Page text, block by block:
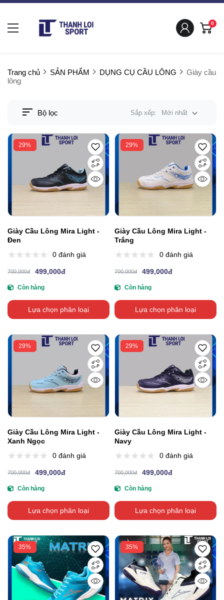
0
Trang chủ SẢN PHẨM DỤNG CỤ CẦU LÔNG
Giày cầu
lông
Bộ lọc Sắp xếp: Mới nhất
29%
Giày Cầu Lông Mira Light -
Đen
0 đánh giá
700,000đ 499,000đ
Còn hàng
Lựa chọn phân loại
29%
Giày Cầu Lông Mira Light -
Trắng
0 đánh giá
700,000đ 499,000đ
Còn hàng
Lựa chọn phân loại
29%
Giày Cầu Lông Mira Light -
Xanh Ngọc
0 đánh giá
700,000đ 499,000đ
Còn hàng
Lựa chọn phân loại
29%
Giày Cầu Lông Mira Light -
Navy
0 đánh giá
700,000đ 499,000đ
Còn hàng
Lựa chọn phân loại
35% 35%